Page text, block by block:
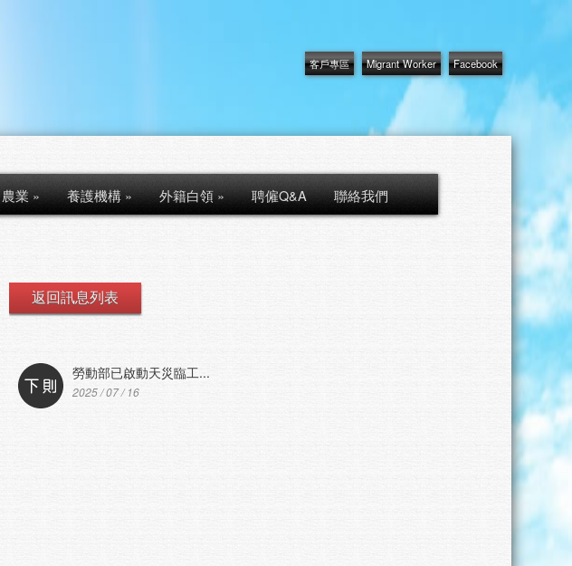
客戶專區 Migrant Worker Facebook
農業» 養護機構» 外籍白領» 聘僱Q&A 聯絡我們
返回訊息列表
勞動部已啟動天災臨工...
2025 / 07 / 16